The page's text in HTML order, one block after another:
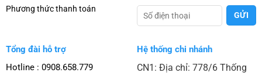
Phương thức thanh toán
Tổng đài hỗ trợ
Hotline : 0908.658.779
Hệ thống chi nhánh
CN1: Địa chỉ: 778/6 Thống